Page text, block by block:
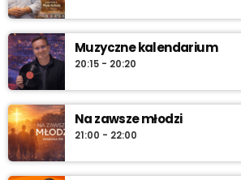
Muzyczne kalendarium
20:15 - 20:20
Na zawsze młodzi
21:00 - 22:00